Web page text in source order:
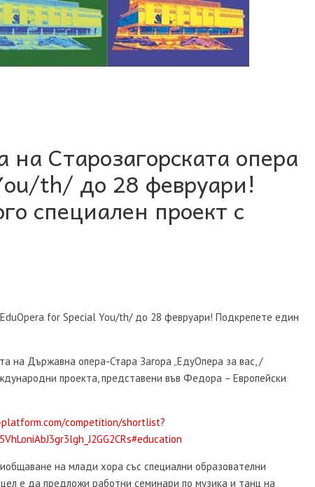
на Старозагорската опера
th/ до 28 февруари!
специален проект с
EduOpera for Special You/th/ до 28 февруари! Подкрепете един
на Държавна опера-Стара Загора „ЕдуОпера за вас, /
проекта, представени във Федора – Европейски
competition/shortlist?
на млади хора със специални образователни
е да предложи работни семинари по музика и танц на